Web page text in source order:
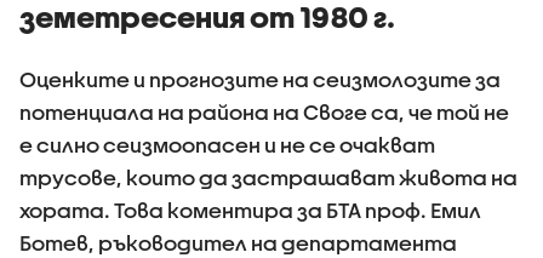
земетресения от 1980 г.
Оценките и прогнозите на сеизмолозите за
потенциала на района на Своге са, че той не
е силно сеизмоопасен и не се очакват
трусове, които да застрашават живота на
хората. Това коментира за БТА проф. Емил
Ботев, ръководител на департамента